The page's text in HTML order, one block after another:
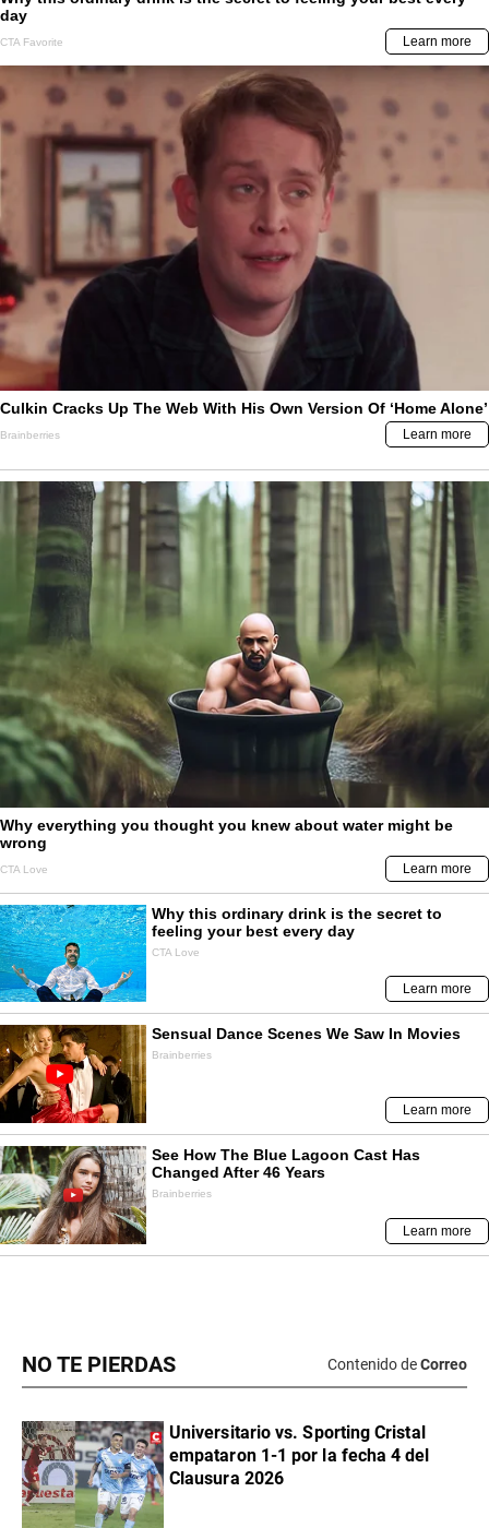
NO TE PIERDAS Contenido deCorreo
Universitario vs. Sporting Cristal
empataron 1-1 por la fecha 4 del
Clausura 2026